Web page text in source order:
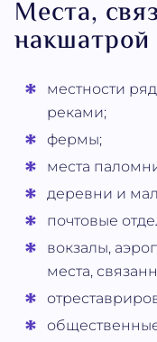
Места,
местности
реками;
фермы;
места
деревни и
почтовые
вокзалы,
места,